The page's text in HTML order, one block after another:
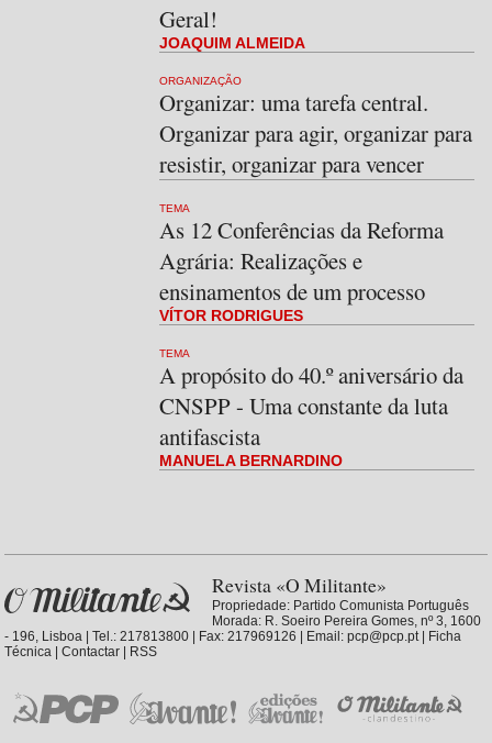
Geral!
JOAQUIM ALMEIDA
ORGANIZAÇÃO
Organizar: uma tarefa central.
Organizar para agir, organizar para
resistir, organizar para vencer
TEMA
As 12 Conferências da Reforma
Agrária: Realizações e
ensinamentos de um processo
VÍTOR RODRIGUES
TEMA
A propósito do 40.º aniversário da
CNSPP - Uma constante da luta
antifascista
MANUELA BERNARDINO
Revista «O Militante»
Propriedade: Partido Comunista Português
Morada: R. Soeiro Pereira Gomes, nº 3, 1600
- 196, Lisboa | Tel.: 217813800 | Fax: 217969126 | Email: pcp@pcp.pt | Ficha
Técnica |Contactar | RSS